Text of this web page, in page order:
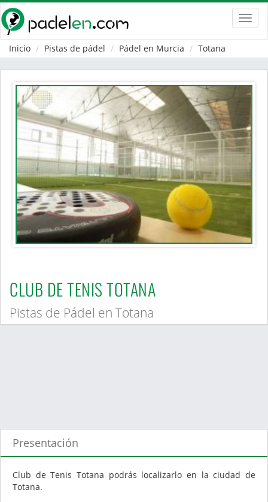
Inicio
Pistas de pádel Pádel en Murcia Totana
CLUB DE TENIS TOTANA
Pistas de Pádel en Totana
Presentación
Club de Tenis Totana podrás localizarlo en la ciudad de
Totana.